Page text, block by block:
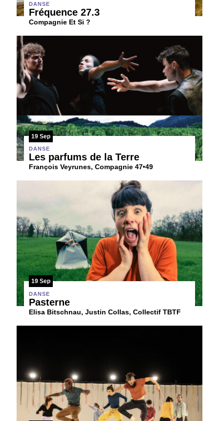
DANSE
Fréquence 27.3
Compagnie Et Si ?
19 Sep
DANSE
Les parfums de la Terre
François Veyrunes, Compagnie 47•49
19 Sep
DANSE
Pasterne
Elisa Bitschnau, Justin Collas, Collectif TBTF